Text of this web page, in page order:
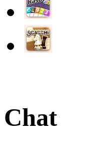
Chat